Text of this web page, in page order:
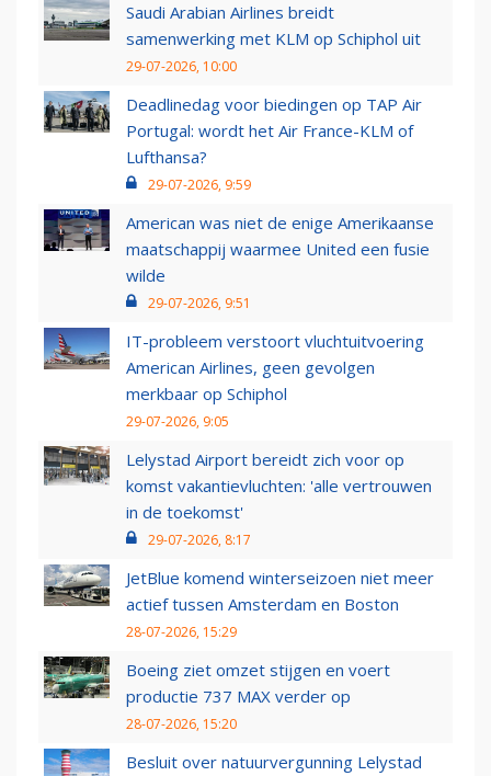
Saudi Arabian Airlines breidt
samenwerking met KLM op Schiphol uit
29-07-2026, 10:00
Deadlinedag voor biedingen op TAP Air
Portugal: wordt het Air France-KLM of
Lufthansa?
29-07-2026, 9:59
American was niet de enige Amerikaanse
maatschappij waarmee United een fusie
wilde
29-07-2026, 9:51
IT-probleem verstoort vluchtuitvoering
American Airlines, geen gevolgen
merkbaar op Schiphol
29-07-2026, 9:05
Lelystad Airport bereidt zich voor op
komst vakantievluchten: 'alle vertrouwen
in de toekomst'
29-07-2026, 8:17
JetBlue komend winterseizoen niet meer
actief tussen Amsterdam en Boston
28-07-2026, 15:29
Boeing ziet omzet stijgen en voert
productie 737 MAX verder op
28-07-2026, 15:20
Besluit over natuurvergunning Lelystad